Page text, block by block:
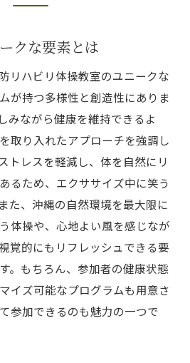
クな要素とは
リハビリ体操教室のユニークな
が持つ多様性と創造性にありま
みながら健康を維持できるよ
取り入れたアプローチを強調し
トレスを軽減し、体を自然にリ
るため、エクササイズ中に笑う
た、沖縄の自然環境を最大限に
体操や、心地よい風を感じなが
覚的にもリフレッシュできる要
。もちろん、参加者の健康状態
イズ可能なプログラムも用意さ
参加できるのも魅力の一つで